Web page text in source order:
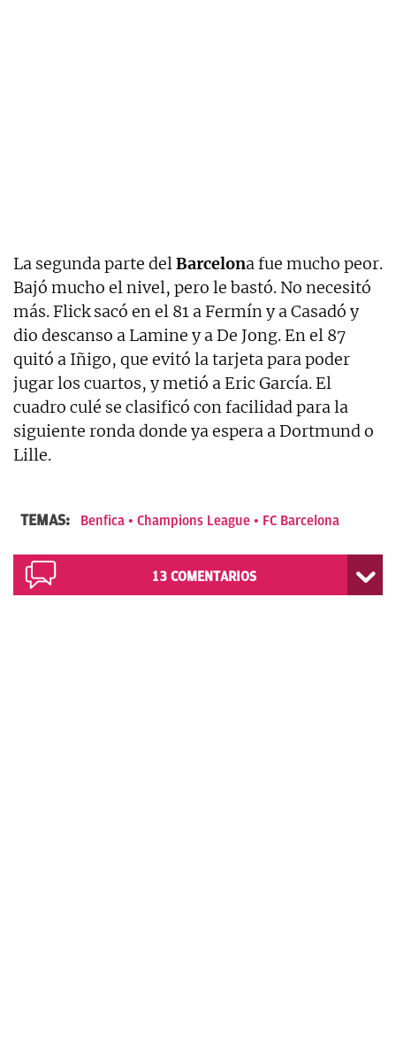
La segunda parte delBarcelona fue mucho peor.
Bajó mucho el nivel, pero le bastó. No necesitó
más. Flick sacó en el 81 a Fermín y a Casadó y
dio descanso a Lamine y a De Jong. En el 87
quitó a Iñigo, que evitó la tarjeta para poder
jugar los cuartos, y metió a Eric García. El
cuadro culé se clasificó con facilidad para la
siguiente ronda donde ya espera a Dortmund o
Lille.
TEMAS: Benfica Champions League FC Barcelona
13 COMENTARIOS